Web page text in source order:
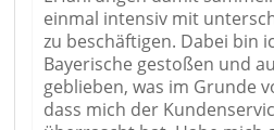
einmal intensiv mit
zu beschäftigen. Dabei bin
Bayerische gestoßen und
geblieben, was im Grunde
dass mich der